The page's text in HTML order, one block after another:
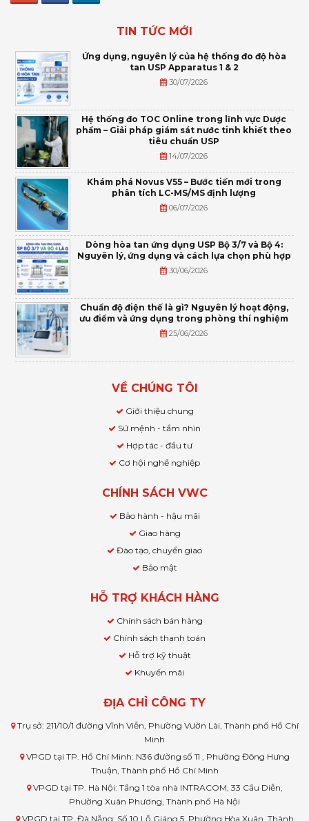
TIN TỨC MỚI
Ứng dụng, nguyên lý của hệ thống đo độ hòa
tan USP Apparatus 1 & 2
30/07/2026
Hệ thống đo TOC Online trong lĩnh vực Dược
phẩm – Giải pháp giám sát nước tinh khiết theo
tiêu chuẩn USP
14/07/2026
Khám phá Novus V55 – Bước tiến mới trong
phân tích LC-MS/MS định lượng
06/07/2026
Dòng hòa tan ứng dụng USP Bộ 3/7 và Bộ 4:
Nguyên lý, ứng dụng và cách lựa chọn phù hợp
30/06/2026
Chuẩn độ điện thế là gì? Nguyên lý hoạt động,
ưu điểm và ứng dụng trong phòng thí nghiệm
25/06/2026
VỀ CHÚNG TÔI
Giới thiệu chung
Sứ mệnh - tầm nhìn
Hợp tác - đầu tư
Cơ hội nghề nghiệp
CHÍNH SÁCH VWC
Bảo hành - hậu mãi
Giao hàng
Đào tạo, chuyển giao
Bảo mật
HỖ TRỢ KHÁCH HÀNG
Chính sách bán hàng
Chính sách thanh toán
Hỗ trợ kỹ thuật
Khuyến mãi
ĐỊA CHỈ CÔNG TY
Trụ sở: 211/10/1 đường Vĩnh Viễn, Phường Vườn Lài, Thành phố Hồ Chí
Minh
VPGD tại TP. Hồ Chí Minh: N36 đường số 11 , Phường Đông Hưng
Thuận, Thành phố Hồ Chí Minh
VPGD tại TP. Hà Nội: Tầng 1 tòa nhà INTRACOM, 33 Cầu Diễn,
Phường Xuân Phương, Thành phố Hà Nội
VPGD tại TP. Đà Nẵng: Số 10 Lỗ Giáng 5, Phường Hòa Xuân, Thành